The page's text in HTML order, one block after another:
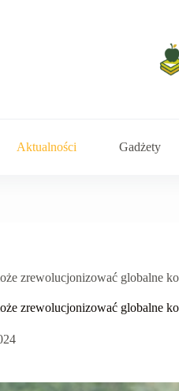
Aktualności Gadżety
zrewolucjonizować globalne
zrewolucjonizować globalne